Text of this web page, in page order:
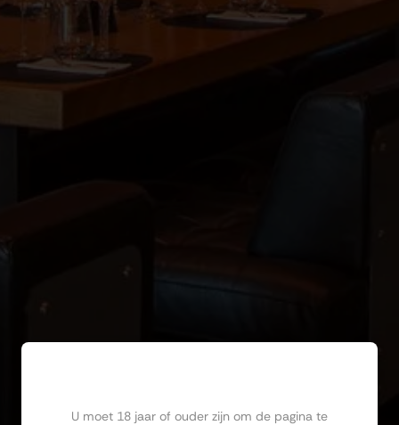
U moet 18 jaar of ouder zijn om de pagina te